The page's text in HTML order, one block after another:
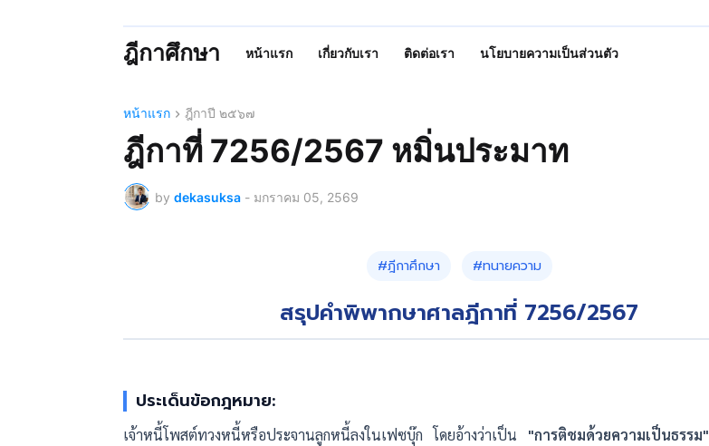
ฎีกาศึกษา หน้าแรก เกี่ยวกับเรา ติดต่อเรา นโยบายความเป็นส่วนตัว
หน้าแรก ฎีกาปี ๒๕๖๗
ฎีกาที่ 7256/2567 หมิ่นประมาท
by dekasuksa - มกราคม 05, 2569
#ฎีกาศึกษา #ทนายความ
สรุปคำพิพากษาศาลฎีกาที่ 7256/2567
ประเด็นข้อกฎหมาย:
เจ้าหนี้โพสต์ทวงหนี้หรือประจานลูกหนี้ลงในเฟซบุ๊ก โดยอ้างว่าเป็น "การติชมด้วยความเป็นธรรม"